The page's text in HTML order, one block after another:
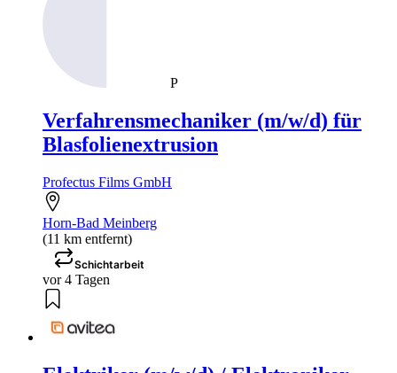
P
Verfahrensmechaniker (m/w/d) für
Blasfolienextrusion
Profectus Films GmbH
Horn-Bad Meinberg
(11 km entfernt)
Schichtarbeit
vor 4 Tagen